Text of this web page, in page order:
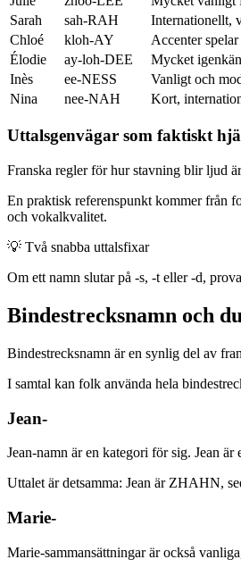
Sarah
sah-RAH
Internationellt,
Chloé
kloh-AY
Accenter
Élodie
ay-loh-DEE
Mycket
Inès
ee-NESS
Vanligt och
Nina
nee-NAH Kort,
Uttalsgenvägar som faktiskt
Franska regler för hur stavning blir ljud
En praktisk referenspunkt kommer från
och vokalkvalitet.
💡 Två snabba uttalsfixar
Om ett namn slutar på -s, -t eller -d,
Bindestrecksnamn och
Bindestrecksnamn är en synlig del av
I samtal kan folk använda hela
Jean-
Jean-namn är en kategori för sig. Jean
Uttalet är detsamma: Jean är ZHAHN,
Marie-
Marie-sammansättningar är också